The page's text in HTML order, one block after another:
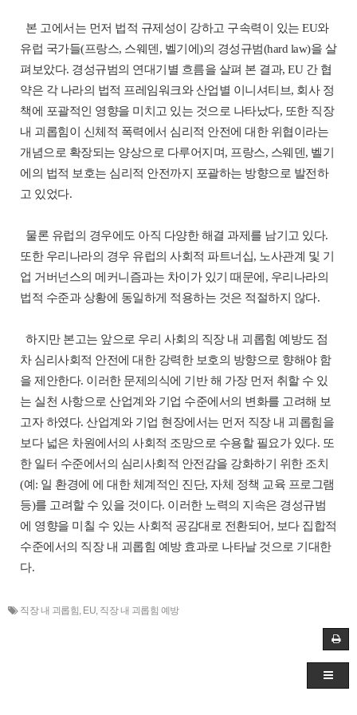
본 고에서는 먼저 법적 규제성이 강하고 구속력이 있는 EU와
유럽 국가들(프랑스, 스웨덴, 벨기에)의 경성규범(hard law)을 살
펴보았다. 경성규범의 연대기별 흐름을 살펴 본 결과, EU 간 협
약은 각 나라의 법적 프레임워크와 산업별 이니셔티브, 회사 정
책에 포괄적인 영향을 미치고 있는 것으로 나타났다, 또한 직장
내 괴롭힘이 신체적 폭력에서 심리적 안전에 대한 위협이라는
개념으로 확장되는 양상으로 다루어지며, 프랑스, 스웨덴, 벨기
에의 법적 보호는 심리적 안전까지 포괄하는 방향으로 발전하
고 있었다.
물론 유럽의 경우에도 아직 다양한 해결 과제를 남기고 있다.
또한 우리나라의 경우 유럽의 사회적 파트너십, 노사관계 및 기
업 거버넌스의 메커니즘과는 차이가 있기 때문에, 우리나라의
법적 수준과 상황에 동일하게 적용하는 것은 적절하지 않다.
하지만 본고는 앞으로 우리 사회의 직장 내 괴롭힘 예방도 점
차 심리사회적 안전에 대한 강력한 보호의 방향으로 향해야 함
을 제안한다. 이러한 문제의식에 기반 해 가장 먼저 취할 수 있
는 실천 사항으로 산업계와 기업 수준에서의 변화를 고려해 보
고자 하였다. 산업계와 기업 현장에서는 먼저 직장 내 괴롭힘을
보다 넓은 차원에서의 사회적 조망으로 수용할 필요가 있다. 또
한 일터 수준에서의 심리사회적 안전감을 강화하기 위한 조치
(예: 일 환경에 에 대한 체계적인 진단, 자체 정책 교육 프로그램
등)를 고려할 수 있을 것이다. 이러한 노력의 지속은 경성규범
에 영향을 미칠 수 있는 사회적 공감대로 전환되어, 보다 집합적
수준에서의 직장 내 괴롭힘 예방 효과로 나타날 것으로 기대한
다.
직장 내 괴롭힘, EU, 직장 내 괴롭힘 예방